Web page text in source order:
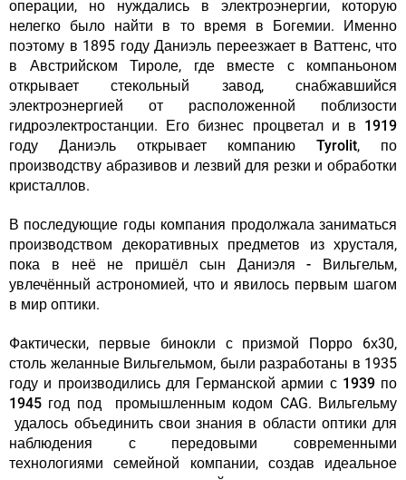
операции, но нуждались в электроэнергии, которую
нелегко было найти в то время в Богемии. Именно
поэтому в 1895 году Даниэль переезжает в Ваттенс, что
в Австрийском Тироле, где вместе с компаньоном
открывает стекольный завод, снабжавшийся
электроэнергией от расположенной поблизости
гидроэлектростанции. Его бизнес процветал и в 1919
году Даниэль открывает компанию Tyrolit, по
производству абразивов и лезвий для резки и обработки
кристаллов.
В последующие годы компания продолжала заниматься
производством декоративных предметов из хрусталя,
пока в неё не пришёл сын Даниэля - Вильгельм,
увлечённый астрономией, что и явилось первым шагом
в мир оптики.
Фактически, первые бинокли с призмой Порро 6х30,
столь желанные Вильгельмом, были разработаны в 1935
году и производились для Германской армии с 1939 по
1945 год под промышленным кодом CAG. Вильгельму
удалось объединить свои знания в области оптики для
наблюдения с передовыми современными
технологиями семейной компании, создав идеальное